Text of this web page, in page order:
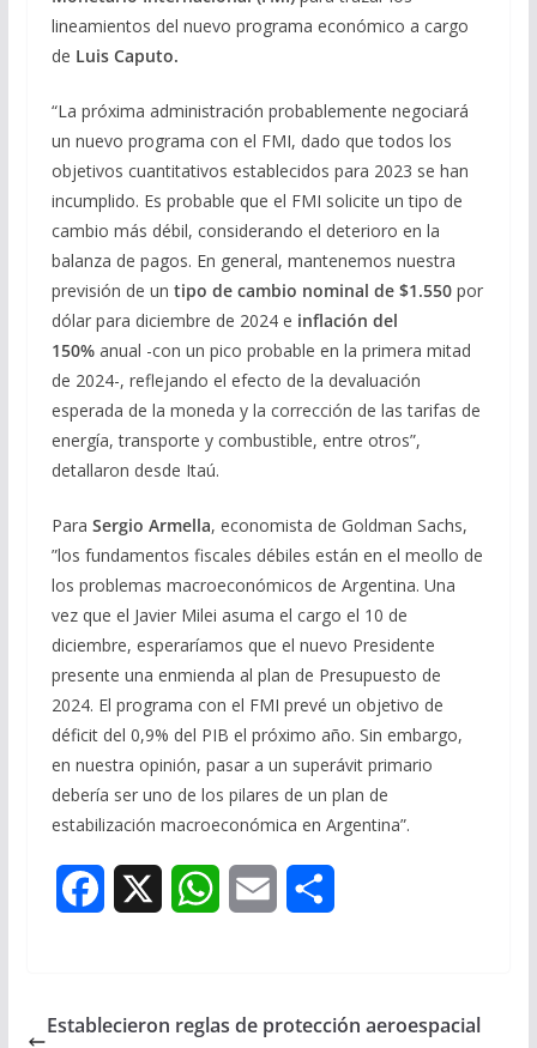
lineamientos del nuevo programa económico a cargo
de Luis Caputo.
“La próxima administración probablemente negociará
un nuevo programa con el FMI, dado que todos los
objetivos cuantitativos establecidos para 2023 se han
incumplido. Es probable que el FMI solicite un tipo de
cambio más débil, considerando el deterioro en la
balanza de pagos. En general, mantenemos nuestra
previsión de un tipo de cambio nominal de $1.550por
dólar para diciembre de 2024 e inflación del
150%anual -con un pico probable en la primera mitad
de 2024-, reflejando el efecto de la devaluación
esperada de la moneda y la corrección de las tarifas de
energía, transporte y combustible, entre otros”,
detallaron desde Itaú.
Para Sergio Armella, economista de Goldman Sachs,
”los fundamentos fiscales débiles están en el meollo de
los problemas macroeconómicos de Argentina. Una
vez que el Javier Milei asuma el cargo el 10 de
diciembre, esperaríamos que el nuevo Presidente
presente una enmienda al plan de Presupuesto de
2024. El programa con el FMI prevé un objetivo de
déficit del 0,9% del PIB el próximo año. Sin embargo,
en nuestra opinión, pasar a un superávit primario
debería ser uno de los pilares de un plan de
estabilización macroeconómica en Argentina”.
e
W
t
i
r
Establecieron reglas de protección aeroespacial